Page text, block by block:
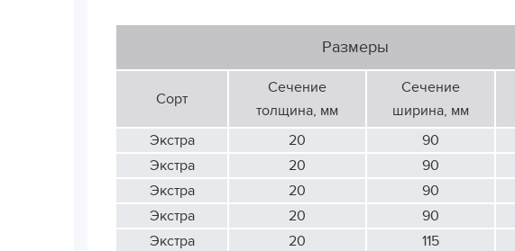
Размеры
Сорт
Сечение
толщина, мм
Сечение
ширина, мм
Экстра 20 90
Экстра
20 90
Экстра
20 90
Экстра
20 90
Экстра
20 115